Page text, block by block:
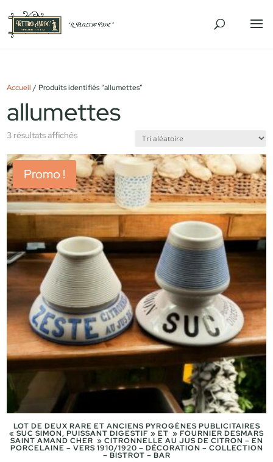
Accueil / Produits identifiés “allumettes”
allumettes
3 résultats affichés
Promo !
LOT DE DEUX RARE ET ANCIENS PYROGÈNES PUBLICITAIRES
« SUC SIMON, PUISSANT DIGESTIF » ET » FOURNIER DESMARS
SAINT AMAND CHER » CITRONNELLE AU JUS DE CITRON – EN
PORCELAINE – VERS 1910/1920 – DÉCORATION – COLLECTION
– BISTROT – BAR